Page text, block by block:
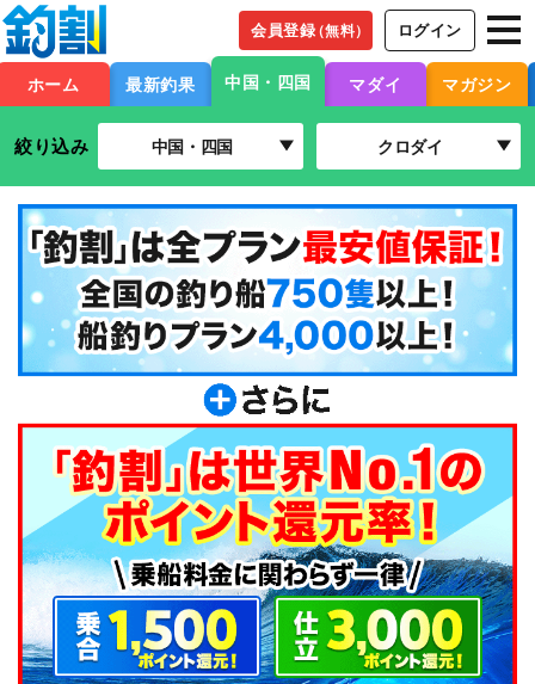
会員登録（無料） ログイン
ホーム 最新釣果 中国・四国 マダイ マガジン
絞り込み 中国・四国 クロダイ